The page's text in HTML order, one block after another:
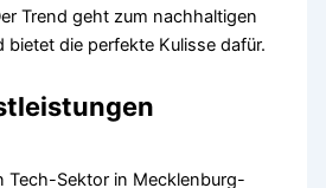
Trend geht zum nachhaltigen
bietet die perfekte Kulisse dafür.
Tech-Sektor in Mecklenburg-